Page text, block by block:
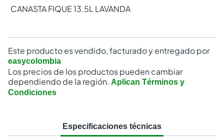
CANASTA FIQUE 13.5L LAVANDA
Este producto es vendido, facturado y entregado por
easycolombia
Los precios de los productos pueden cambiar
dependiendo de la región. Aplican Términos y
Condiciones
Especificaciones técnicas